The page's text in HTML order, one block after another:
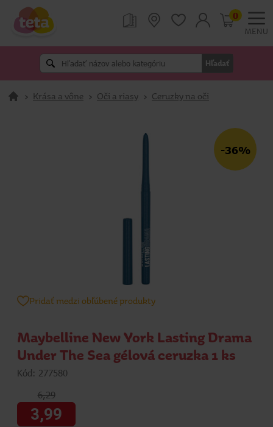
MENU
Hľadať
0
> Krása a vône > Oči a riasy > Ceruzky na oči
-36%
Pridať medzi obľúbené produkty
Maybelline New York Lasting Drama
Under The Sea gélová ceruzka 1 ks
Kód: 277580
6,29
3,99